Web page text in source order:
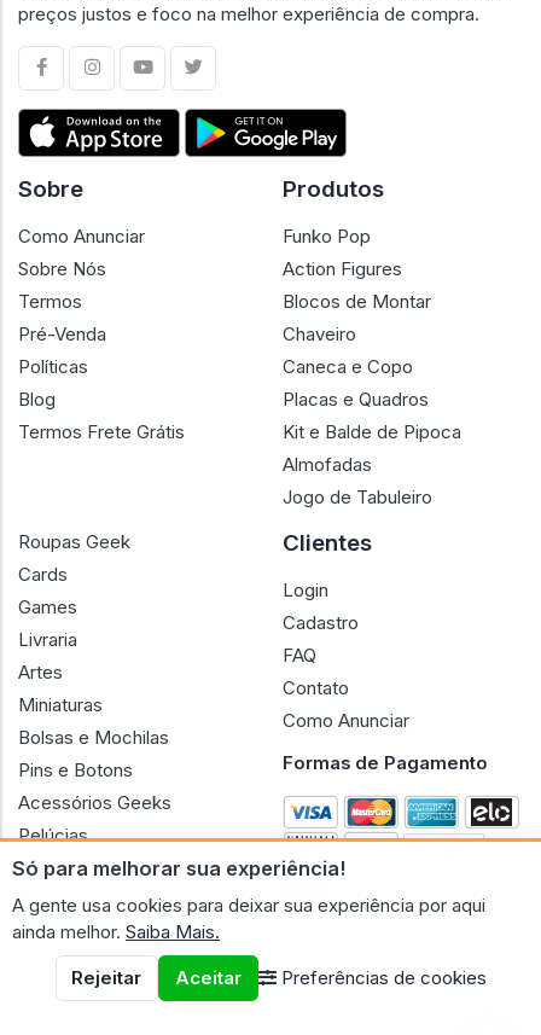
Só para melhorar sua experiência!
A gente usa cookies para deixar sua experiência por aqui
ainda melhor. Saiba Mais.
Rejeitar
Aceitar Preferências de cookies
preços justos e foco na melhor experiência de compra.
Sobre
Como Anunciar
Sobre Nós
Termos
Pré-Venda
Políticas
Blog
Termos Frete Grátis
Produtos
Funko Pop
Action Figures
Blocos de Montar
Chaveiro
Caneca e Copo
Placas e Quadros
Kit e Balde de Pipoca
Almofadas
Jogo de Tabuleiro
Roupas Geek
Cards
Games
Livraria
Artes
Miniaturas
Bolsas e Mochilas
Pins e Botons
Acessórios Geeks
Pelúcias
Bonecas
Clientes
Login
Cadastro
FAQ
Contato
Como Anunciar
Formas de Pagamento
CNPJ n.º 30.220.458/0001-17 - GERAL GEEK PORTAL ELETRONICO